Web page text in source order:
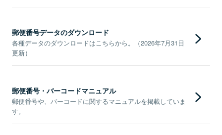
郵便番号データのダウンロード
各種データのダウンロードはこちらから。（2026年7月31日
更新）
郵便番号・バーコードマニュアル
郵便番号や、バーコードに関するマニュアルを掲載していま
す。